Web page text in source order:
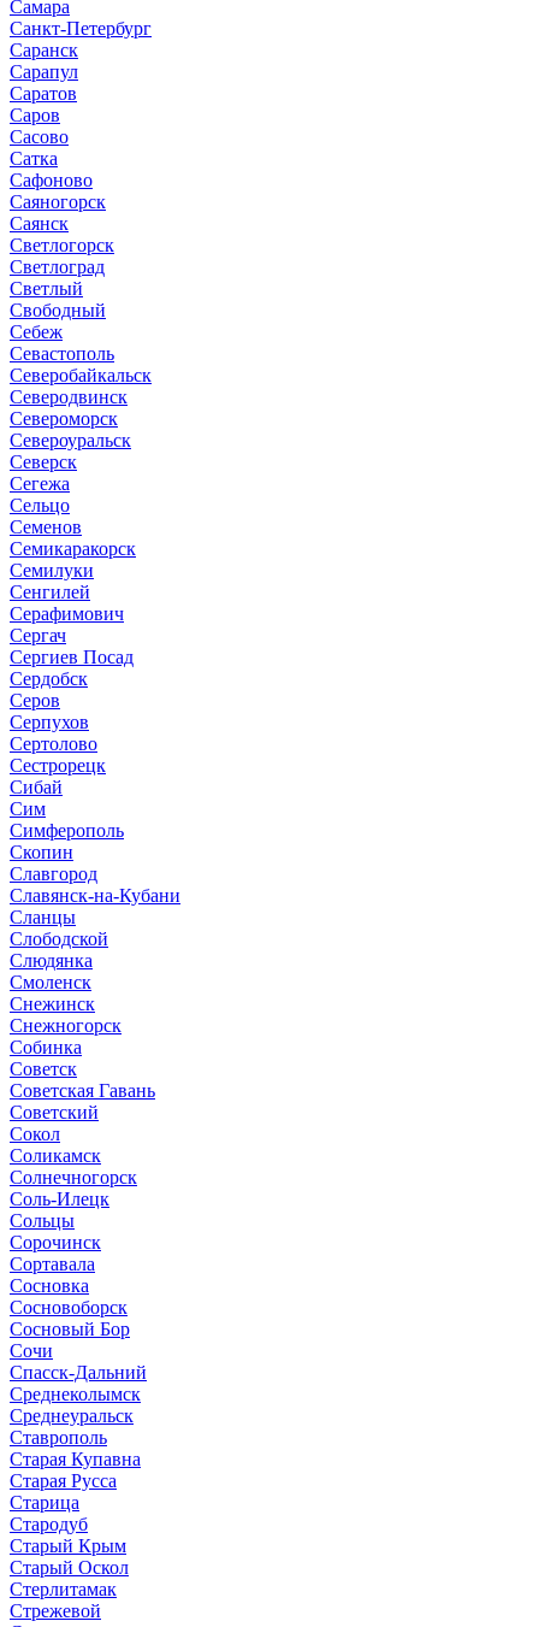
Самара
Санкт-Петербург
Саранск
Сарапул
Саратов
Саров
Сасово
Сатка
Сафоново
Саяногорск
Саянск
Светлогорск
Светлоград
Светлый
Свободный
Себеж
Севастополь
Северобайкальск
Северодвинск
Североморск
Североуральск
Северск
Сегежа
Сельцо
Семенов
Семикаракорск
Семилуки
Сенгилей
Серафимович
Сергач
Сергиев Посад
Сердобск
Серов
Серпухов
Сертолово
Сестрорецк
Сибай
Сим
Симферополь
Скопин
Славгород
Славянск-на-Кубани
Сланцы
Слободской
Слюдянка
Смоленск
Снежинск
Снежногорск
Собинка
Советск
Советская Гавань
Советский
Сокол
Соликамск
Солнечногорск
Соль-Илецк
Сольцы
Сорочинск
Сортавала
Сосновка
Сосновоборск
Сосновый Бор
Сочи
Спасск-Дальний
Среднеколымск
Среднеуральск
Ставрополь
Старая Купавна
Старая Русса
Старица
Стародуб
Старый Крым
Старый Оскол
Стерлитамак
Стрежевой